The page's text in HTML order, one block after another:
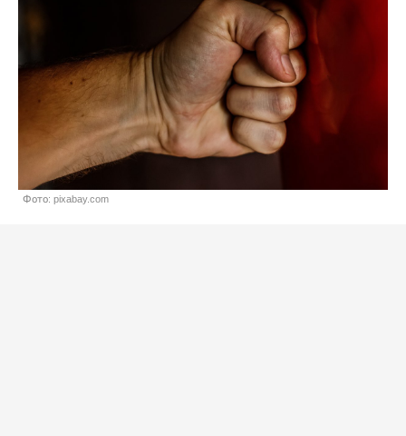
Фото: pixabay.com